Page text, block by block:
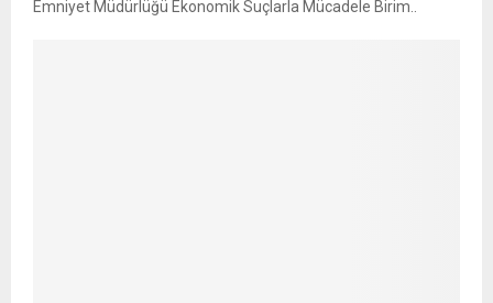
Emniyet Müdürlüğü Ekonomik Suçlarla Mücadele Birim..